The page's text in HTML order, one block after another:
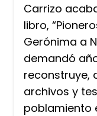
Carrizo
libro,
Gerónima a
demandó
reconstruye,
archivos y
poblamiento